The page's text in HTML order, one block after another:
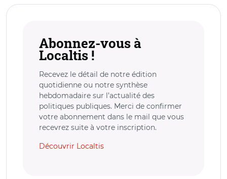
Abonnez-vous à
Localtis !
Recevez le détail de notre édition
quotidienne ou notre synthèse
hebdomadaire sur l’actualité des
politiques publiques. Merci de confirmer
votre abonnement dans le mail que vous
recevrez suite à votre inscription.
Découvrir Localtis